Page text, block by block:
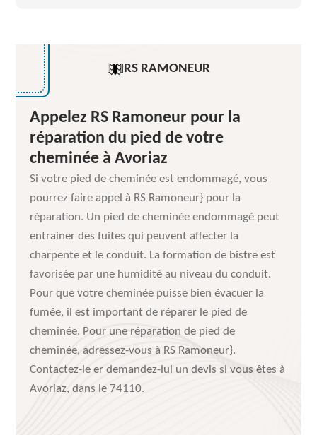
RS RAMONEUR
Appelez RS Ramoneur pour la
réparation du pied de votre
cheminée à Avoriaz
Si votre pied de cheminée est endommagé, vous
pourrez faire appel à RS Ramoneur} pour la
réparation. Un pied de cheminée endommagé peut
entrainer des fuites qui peuvent affecter la
charpente et le conduit. La formation de bistre est
favorisée par une humidité au niveau du conduit.
Pour que votre cheminée puisse bien évacuer la
fumée, il est important de réparer le pied de
cheminée. Pour une réparation de pied de
cheminée, adressez-vous à RS Ramoneur}.
Contactez-le er demandez-lui un devis si vous êtes à
Avoriaz, dans le 74110.